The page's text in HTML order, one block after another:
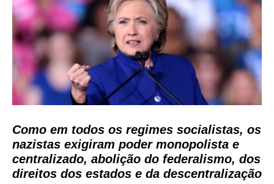
Como em todos os regimes socialistas, os
nazistas exigiram poder monopolista e
centralizado, abolição do federalismo, dos
direitos dos estados e da descentralização